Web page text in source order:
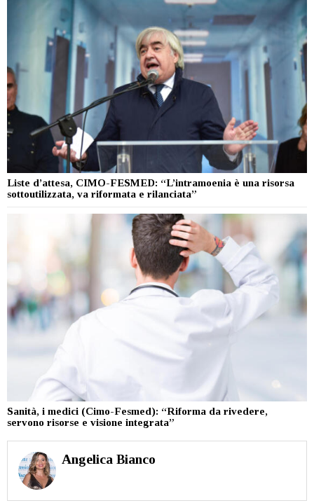
Liste d’attesa, CIMO-FESMED: “L’intramoenia è una risorsa
sottoutilizzata, va riformata e rilanciata”
Sanità, i medici (Cimo-Fesmed): “Riforma da rivedere,
servono risorse e visione integrata”
Angelica Bianco